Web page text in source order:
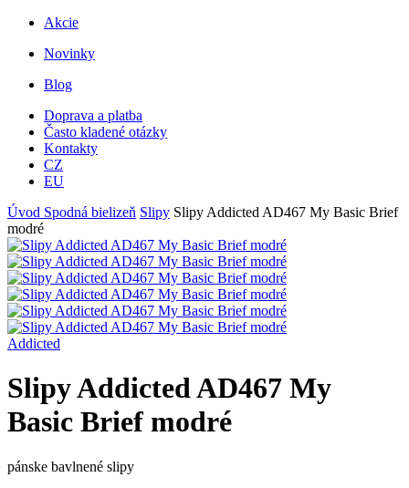
Akcie
Novinky
Blog
Doprava a platba
Často kladené otázky
Kontakty
CZ
EU
Úvod Spodná bielizeň Slipy Slipy Addicted AD467 My Basic Brief
modré
Addicted
Slipy Addicted AD467 My
Basic Brief modré
pánske bavlnené slipy